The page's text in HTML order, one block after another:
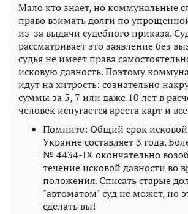
Мало кто знает, но коммунальные
право взимать долги по
из-за выдачи судебного приказа.
рассматривает это заявление без
судья не имеет права
исковую давность. Поэтому
идут на хитрость: сознательно
суммы за 5, 7 или даже 10 лет в
человек испугается ареста карт и
Помните: Общий срок исковой
Украине составляет 3 года.
№ 4434-IX окончательно
течение исковой давности во
положения. Списать старые
"автоматом" суд не может, но
сделать вы!